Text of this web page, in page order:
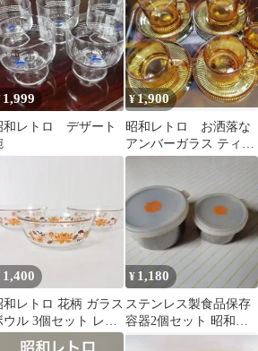
ン 保存容器 容器
昭和レトロ 昭和 レ
トロ
1,999
和レトロ デザート
¥1,900
昭和レトロ お洒落な
アンバーガラス ティー
カップ＆ソーサー 4客
1,400
和レトロ 花柄 ガラス
ウル 3個セット レト
ポップ アジアン
¥ 1,180
ステンレス製食品保存
容器2個セット 昭和レ
トロ